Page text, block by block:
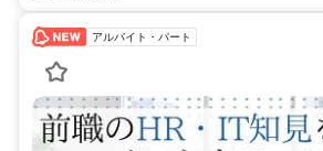
アルバイト・パート